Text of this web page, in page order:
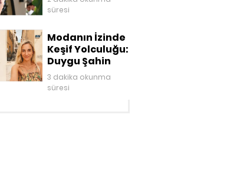
süresi
Modanın İzinde
Keşif Yolculuğu:
Duygu Şahin
3 dakika okunma
süresi